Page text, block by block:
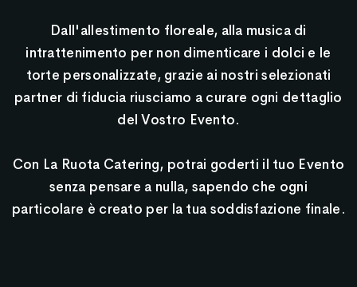
Dall'allestimento floreale, alla musica di
intrattenimento per non dimenticare i dolci e le
torte personalizzate, grazie ai nostri selezionati
partner di fiducia riusciamo a curare ogni dettaglio
del Vostro Evento.
Con La Ruota Catering, potrai goderti il tuo Evento
senza pensare a nulla, sapendo che ogni
particolare è creato per la tua soddisfazione finale.